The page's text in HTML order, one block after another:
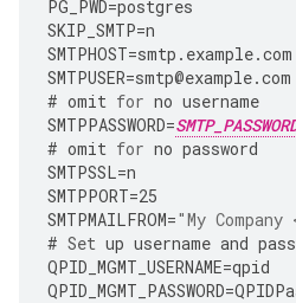
PG_PWD=postgres
SKIP_SMTP=n
SMTPHOST=smtp . example.com
SMTPUSER=smtp@example.com
# omit for no username
SMTPPASSWORD=
# omit for no password
SMTPSSL=n
SMTPPORT=25
SMTPMAILFROM="My Company
# Set up username and
QPID_MGMT_USERNAME=qpid
QPID_MGMT_PASSWORD=